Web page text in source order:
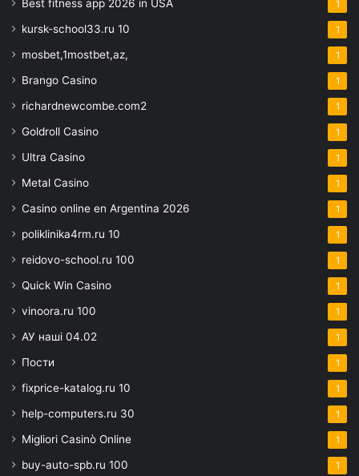
Best fitness app 2026 in USA 1
kursk-school33.ru 10 1
mosbet,1mostbet,az, 1
Brango Casino 1
richardnewcombe.com2 1
Goldroll Casino 1
Ultra Casino 1
Metal Casino 1
Casino online en Argentina 2026 1
poliklinika4rm.ru 10 1
reidovo-school.ru 100 1
Quick Win Casino 1
vinoora.ru 100 1
АУ наші 04.02 1
Пости 1
fixprice-katalog.ru 10 1
help-computers.ru 30 1
Migliori Casinò Online 1
buy-auto-spb.ru 100 1